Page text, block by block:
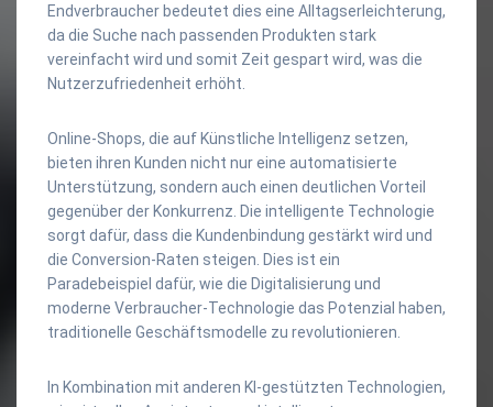
Endverbraucher bedeutet dies eine Alltagserleichterung,
da die Suche nach passenden Produkten stark
vereinfacht wird und somit Zeit gespart wird, was die
Nutzerzufriedenheit erhöht.
Online-Shops, die auf Künstliche Intelligenz setzen,
bieten ihren Kunden nicht nur eine automatisierte
Unterstützung, sondern auch einen deutlichen Vorteil
gegenüber der Konkurrenz. Die intelligente Technologie
sorgt dafür, dass die Kundenbindung gestärkt wird und
die Conversion-Raten steigen. Dies ist ein
Paradebeispiel dafür, wie die Digitalisierung und
moderne Verbraucher-Technologie das Potenzial haben,
traditionelle Geschäftsmodelle zu revolutionieren.
In Kombination mit anderen KI-gestützten Technologien,